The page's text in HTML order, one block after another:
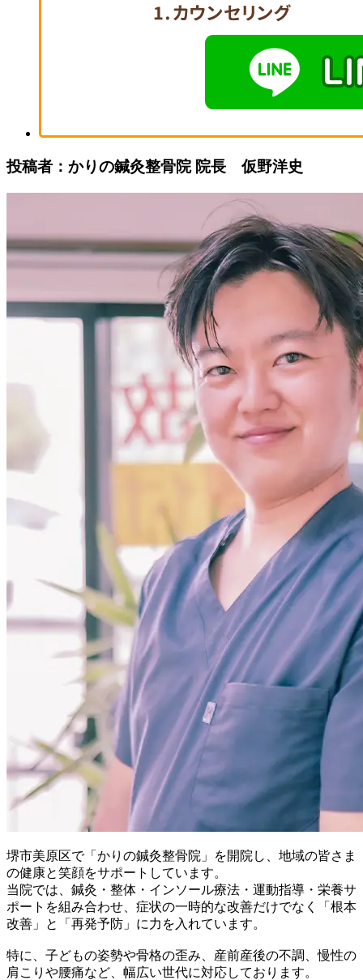
投稿者：かりの鍼灸整骨院 院長 仮野洋史
堺市美原区で「かりの鍼灸整骨院」を開院し、地域の皆さま
の健康と笑顔をサポートしています。
当院では、鍼灸・整体・インソール療法・運動指導・栄養サ
ポートを組み合わせ、症状の一時的な改善だけでなく「根本
改善」と「再発予防」に力を入れています。
特に、子どもの姿勢や骨格の歪み、産前産後の不調、慢性の
肩こりや腰痛など、幅広い世代に対応しております。